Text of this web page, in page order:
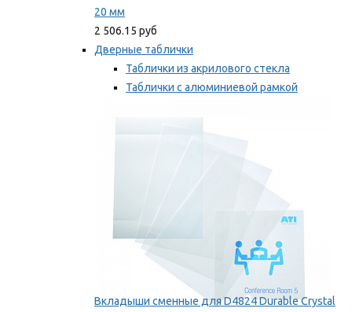
20 мм
2 506.15 руб
Дверные таблички
Таблички из акрилового стекла
Таблички с алюминиевой рамкой
Вкладыши сменные для D4824 Durable Crystal